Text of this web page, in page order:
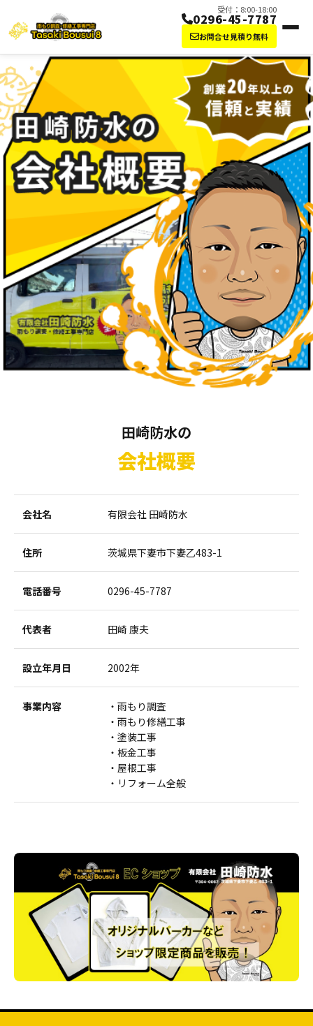
受付：8:00-18:00
0296-45-7787
お問合せ見積り無料
田崎防水の会社概要
田崎防水の
会社概要
会社名 有限会社 田崎防水
住所 茨城県下妻市下妻乙483-1
電話番号 0296-45-7787
代表者 田崎 康夫
設立年月日 2002年
事業内容
雨もり調査
雨もり修繕工事
塗装工事
板金工事
屋根工事
リフォーム全般